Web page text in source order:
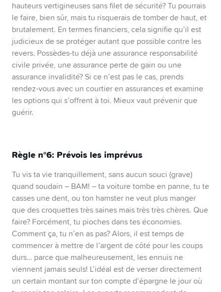
hauteurs vertigineuses sans filet de sécurité? Tu pourrais
le faire, bien sûr, mais tu risquerais de tomber de haut, et
brutalement. En termes financiers, cela signifie qu’il est
judicieux de se protéger autant que possible contre les
revers. Possèdes-tu déjà une assurance responsabilité
civile privée, une assurance perte de gain ou une
assurance invalidité? Si ce n’est pas le cas, prends
rendez-vous avec un courtier en assurances et examine
les options qui s’offrent à toi. Mieux vaut prévenir que
guérir.
Règle n°6: Prévois les imprévus
Tu vis ta vie tranquillement, sans aucun souci (grave)
quand soudain – BAM! – ta voiture tombe en panne, tu te
casses une dent, ou ton hamster ne veut plus manger
que des croquettes très saines mais très très chères. Que
faire? Forcément, tu pioches dans tes économies.
Comment ça, tu n’en as pas? Alors, il est temps de
commencer à mettre de l’argent de côté pour les coups
durs… parce que malheureusement, les ennuis ne
viennent jamais seuls! L’idéal est de verser directement
un certain montant sur ton compte d’épargne le jour où